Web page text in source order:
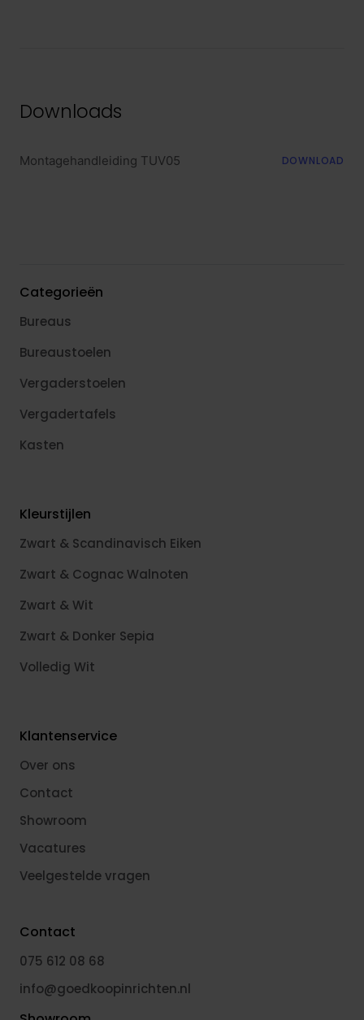
Downloads
Montagehandleiding TUV05 DOWNLOAD
Categorieën
Bureaus
Bureaustoelen
Vergaderstoelen
Vergadertafels
Kasten
Kleurstijlen
Zwart & Scandinavisch Eiken
Zwart & Cognac Walnoten
Zwart & Wit
Zwart & Donker Sepia
Volledig Wit
Klantenservice
Over ons
Contact
Showroom
Vacatures
Veelgestelde vragen
Contact
075 612 08 68
info@goedkoopinrichten.nl